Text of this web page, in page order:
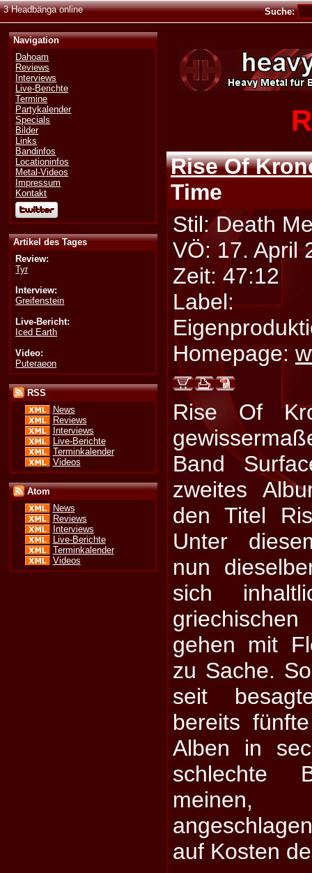
3 Headbänga online Suche:
Navigation
Dahoam
Reviews
Interviews
Live-Berichte
Termine
Partykalender
Specials
Bilder
Links
Bandinfos
Locationinfos
Metal-Videos
Impressum
Kontakt
Artikel des Tages
Review:
Tyr
Interview:
Greifenstein
Live-Bericht:
Iced Earth
Video:
Puteraeon
RSS
News
Reviews
Interviews
Live-Berichte
Terminkalender
Videos
Atom
News
Reviews
Interviews
Live-Berichte
Terminkalender
Videos
Rise Of
Time
Stil: Death
VÖ: 17. April
Zeit: 47:12
Label:
Homepage:
Rise Of
Band
zweites
den Titel
Unter
nun
sich
gehen mit
zu Sache.
seit
bereits
Alben in
schlechte
auf Kosten